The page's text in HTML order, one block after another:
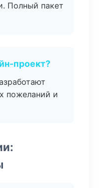
Полный пакет
проект?
пожеланий и